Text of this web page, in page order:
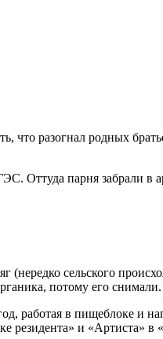
что разогнал родных
Оттуда парня забрали в
(нередко сельского
потому его снимали.
работая в пищеблоке и
резидента» и «Артиста» в